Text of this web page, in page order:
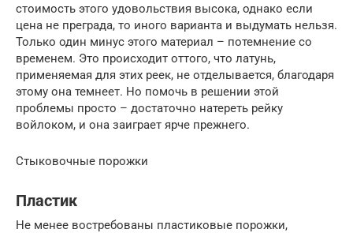
стоимость этого удовольствия высока, однако если
цена не преграда, то иного варианта и выдумать нельзя.
Только один минус этого материал – потемнение со
временем. Это происходит оттого, что латунь,
применяемая для этих реек, не отделывается, благодаря
этому она темнеет. Но помочь в решении этой
проблемы просто – достаточно натереть рейку
войлоком, и она заиграет ярче прежнего.
Стыковочные порожки
Пластик
Не менее востребованы пластиковые порожки,